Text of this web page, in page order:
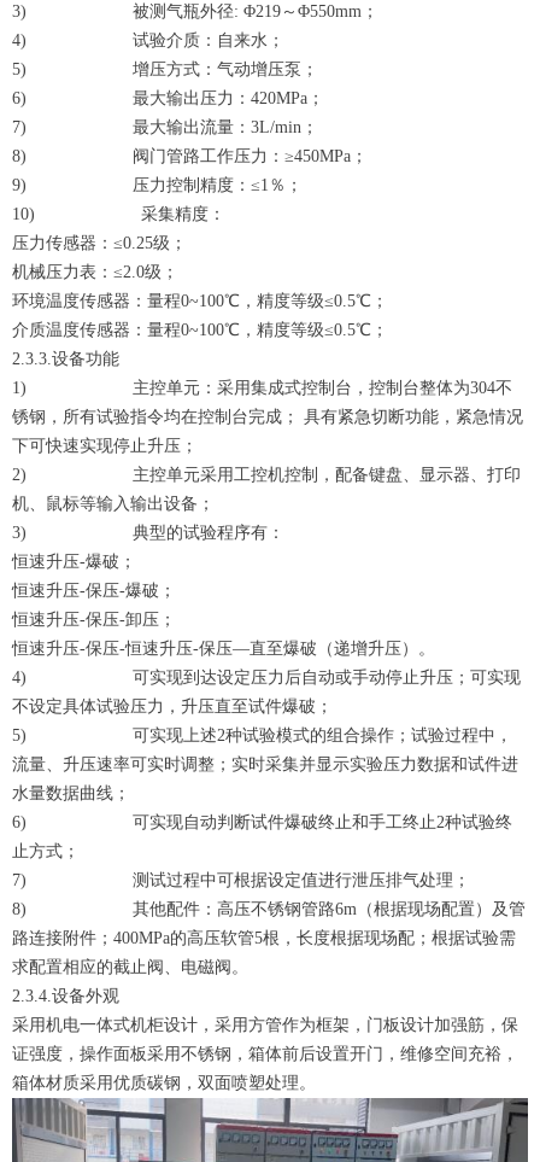
3) 被测气瓶外径: Φ219～Φ550mm；
4) 试验介质：自来水；
5) 增压方式：气动增压泵；
6) 最大输出压力：420MPa；
7) 最大输出流量：3L/min；
8) 阀门管路工作压力：≥450MPa；
9) 压力控制精度：≤1％；
10) 采集精度：
压力传感器：≤0.25级；
机械压力表：≤2.0级；
环境温度传感器：量程0~100℃，精度等级≤0.5℃；
介质温度传感器：量程0~100℃，精度等级≤0.5℃；
2.3.3.设备功能
1) 主控单元：采用集成式控制台，控制台整体为304不
锈钢，所有试验指令均在控制台完成； 具有紧急切断功能，紧急情况
下可快速实现停止升压；
2) 主控单元采用工控机控制，配备键盘、显示器、打印
机、鼠标等输入输出设备；
3) 典型的试验程序有：
恒速升压-爆破；
恒速升压-保压-爆破；
恒速升压-保压-卸压；
恒速升压-保压-恒速升压-保压—直至爆破（递增升压）。
4) 可实现到达设定压力后自动或手动停止升压；可实现
不设定具体试验压力，升压直至试件爆破；
5) 可实现上述2种试验模式的组合操作；试验过程中，
流量、升压速率可实时调整；实时采集并显示实验压力数据和试件进
水量数据曲线；
6) 可实现自动判断试件爆破终止和手工终止2种试验终
止方式；
7) 测试过程中可根据设定值进行泄压排气处理；
8) 其他配件：高压不锈钢管路6m（根据现场配置）及管
路连接附件；400MPa的高压软管5根，长度根据现场配；根据试验需
求配置相应的截止阀、电磁阀。
2.3.4.设备外观
采用机电一体式机柜设计，采用方管作为框架，门板设计加强筋，保
证强度，操作面板采用不锈钢，箱体前后设置开门，维修空间充裕，
箱体材质采用优质碳钢，双面喷塑处理。